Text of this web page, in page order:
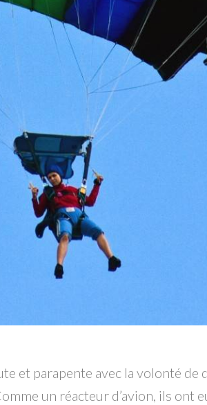
et parapente avec la volonté
un réacteur d’avion, ils ont